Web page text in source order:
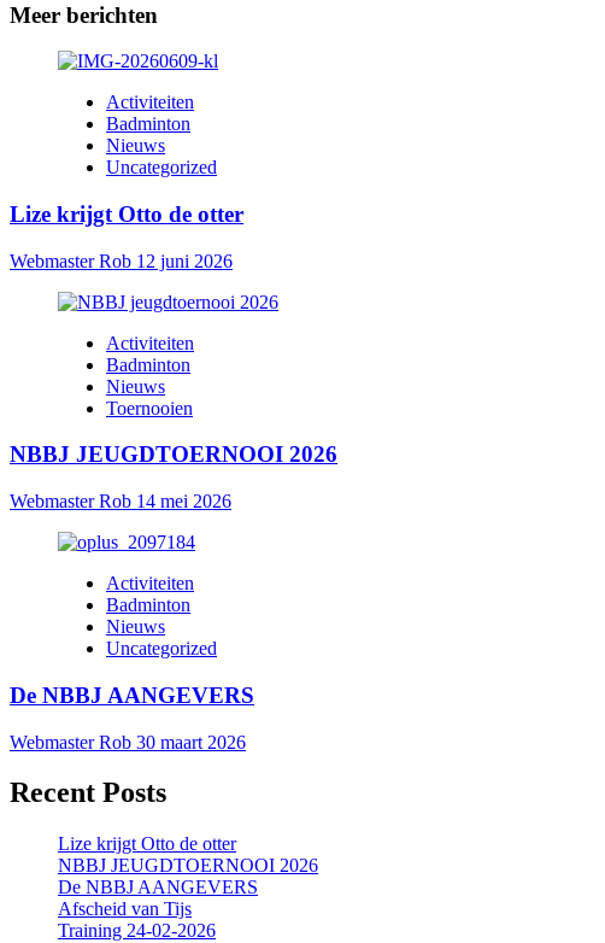
Meer berichten
Activiteiten
Badminton
Nieuws
Uncategorized
Lize krijgt Otto de otter
Webmaster Rob 12 juni 2026
Activiteiten
Badminton
Nieuws
Toernooien
NBBJ JEUGDTOERNOOI 2026
Webmaster Rob 14 mei 2026
Activiteiten
Badminton
Nieuws
Uncategorized
De NBBJ AANGEVERS
Webmaster Rob 30 maart 2026
Recent Posts
Lize krijgt Otto de otter
NBBJ JEUGDTOERNOOI 2026
De NBBJ AANGEVERS
Afscheid van Tijs
Training 24-02-2026